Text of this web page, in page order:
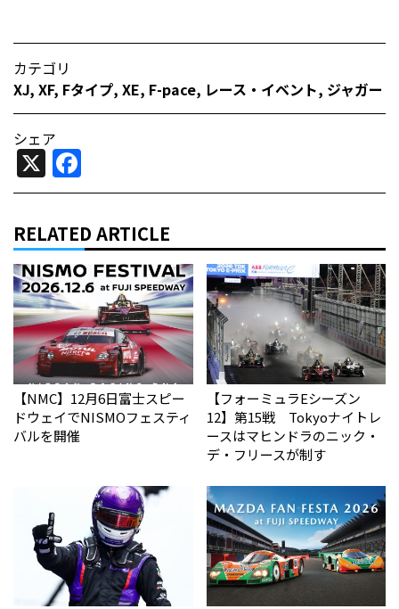
カテゴリ
XJ, XF, Fタイプ, XE, F-pace, レース・イベント, ジャガー
シェア
X
RELATED ARTICLE
【NMC】12月6日富士スピー
ドウェイでNISMOフェスティ
バルを開催
【フォーミュラEシーズン
12】第15戦 Tokyoナイトレ
ースはマヒンドラのニック・
デ・フリースが制す